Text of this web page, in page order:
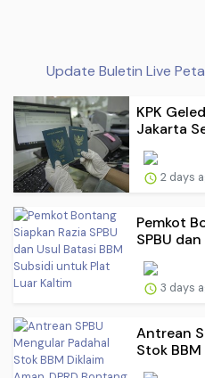
Update Buletin Live
KPK
Jakarta
2 days
Pemkot
SPBU
3 days
Antrean
Stok BBM